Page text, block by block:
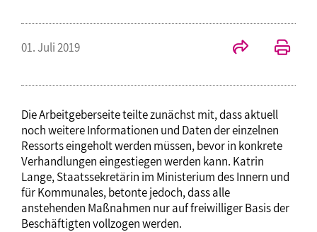
01. Juli 2019
Die Arbeitgeberseite teilte zunächst mit, dass aktuell
noch weitere Informationen und Daten der einzelnen
Ressorts eingeholt werden müssen, bevor in konkrete
Verhandlungen eingestiegen werden kann. Katrin
Lange, Staatssekretärin im Ministerium des Innern und
für Kommunales, betonte jedoch, dass alle
anstehenden Maßnahmen nur auf freiwilliger Basis der
Beschäftigten vollzogen werden.